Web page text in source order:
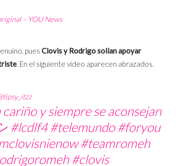
– YOU News
pues Clovis y Rodrigo solían apoyar
. En el siguiente video aparecen abrazados.
y siempre se aconsejan
#lcdlf4 #telemundo #foryou
#teamromeh
#clovis